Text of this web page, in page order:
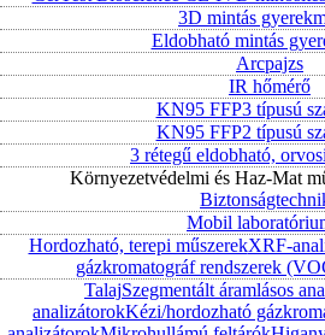
3D mintás
Eldobható mintás
Arcpajzs
IR hőmérő
KN95 FFP3 típusú
KN95 FFP2 típusú
3 rétegű eldobható,
Környezetvédelmi és Haz-Mat
Mobil
Hordozható, terepi műszerekXRF-
gázkromatográf rendszerek
TalajSzegmentált áramlásos
analizátorokKézi/hordozható